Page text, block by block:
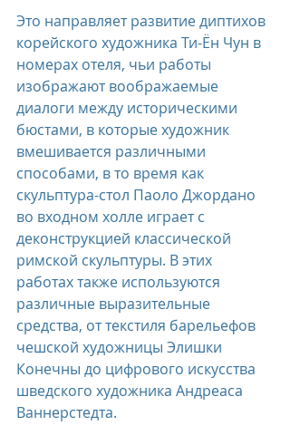
Это направляет развитие диптихов
корейского художника Ти-Ён Чун в
номерах отеля, чьи работы
изображают воображаемые
диалоги между историческими
бюстами, в которые художник
вмешивается различными
способами, в то время как
скульптура-стол Паоло Джордано
во входном холле играет с
деконструкцией классической
римской скульптуры. В этих
работах также используются
различные выразительные
средства, от текстиля барельефов
чешской художницы Элишки
Конечны до цифрового искусства
шведского художника Андреаса
Ваннерстедта.